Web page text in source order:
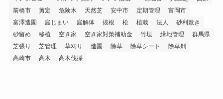
前橋市
剪定 危険木 天然芝 安中市 定期管理
富岡市
富澤造園
庭じまい 庭解体 抜根 松 植栽 法人
砂利敷き
砂留め
移植 空き家 空き家対策補助金 竹垣 緑地管理
群馬県
芝張り
芝管理 草刈り 造園 除草 除草シート
除草剤
高崎市
高木 高木伐採